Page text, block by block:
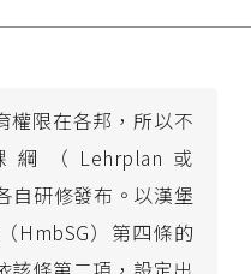
權限在各邦，所以不
（Lehrplan或
自研修發布。以漢堡
HmbSG）第四條的